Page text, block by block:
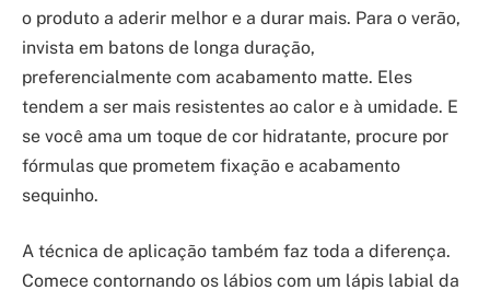
o produto a aderir melhor e a durar mais. Para o verão,
invista em batons de longa duração,
preferencialmente com acabamento matte. Eles
tendem a ser mais resistentes ao calor e à umidade. E
se você ama um toque de cor hidratante, procure por
fórmulas que prometem fixação e acabamento
sequinho.
A técnica de aplicação também faz toda a diferença.
Comece contornando os lábios com um lápis labial da